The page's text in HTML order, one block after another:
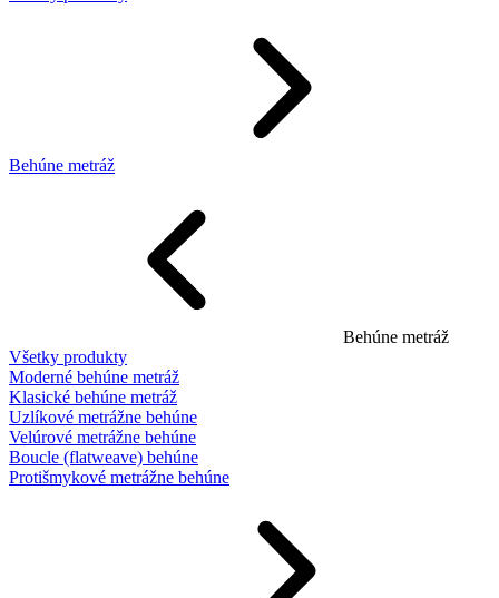
Behúne metráž
Behúne metráž
Všetky produkty
Moderné behúne metráž
Klasické behúne metráž
Uzlíkové metrážne behúne
Velúrové metrážne behúne
Boucle (flatweave) behúne
Protišmykové metrážne behúne